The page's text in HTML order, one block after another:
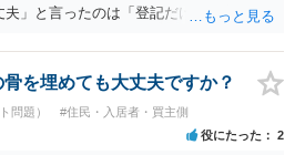
」と言ったのは「登記だけなら実務上
はありません。 ただ、解除まで認めら
係が破壊されたかどうかで判断されま
用に大きく改築する等までなさらない限
いかもしれません。 しかしそれでも、
将来の更新時に更新料の上乗せを要求
を埋めても大丈夫ですか？
問題） #住民・入居者・買主側
役にたった 2